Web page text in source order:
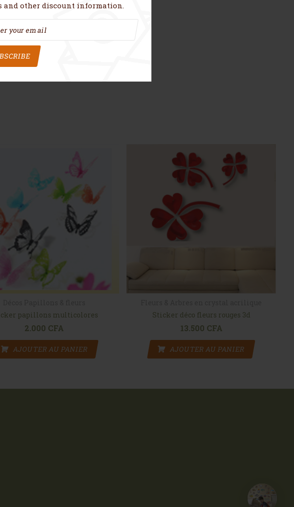
and other discount information.
plastique
papillons multicolores
2.000 CFA
AJOUTER AU PANIER
Sticker déco fleurs rouges 3d
13.500 CFA
AJOUTER AU PANIER